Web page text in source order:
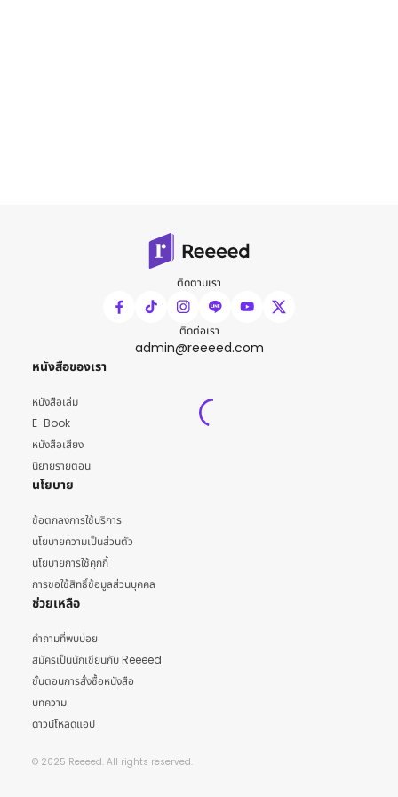
ติดตามเรา
ติดต่อเรา
admin@reeeed.com
หนังสือของเรา
หนังสือเล่ม
E-Book
หนังสือเสียง
นิยายรายตอน
นโยบาย
ข้อตกลงการใช้บริการ
นโยบายความเป็นส่วนตัว
นโยบายการใช้คุกกี้
การขอใช้สิทธิ์ข้อมูลส่วนบุคคล
ช่วยเหลือ
คำถามที่พบบ่อย
สมัครเป็นนักเขียนกับ Reeeed
ขั้นตอนการสั่งซื้อหนังสือ
บทความ
ดาวน์โหลดแอป
© 2025 Reeeed. All rights reserved.